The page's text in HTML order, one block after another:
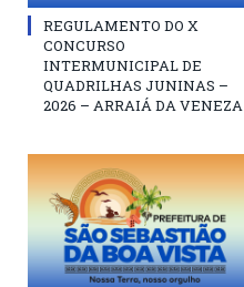
REGULAMENTO DO X
CONCURSO
INTERMUNICIPAL DE
QUADRILHAS JUNINAS –
2026 – ARRAIÁ DA VENEZA